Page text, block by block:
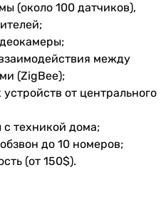
(около 100 датчиков),
между
(ZigBee);
от центрального
техникой дома;
до 10 номеров;
(от 150$).